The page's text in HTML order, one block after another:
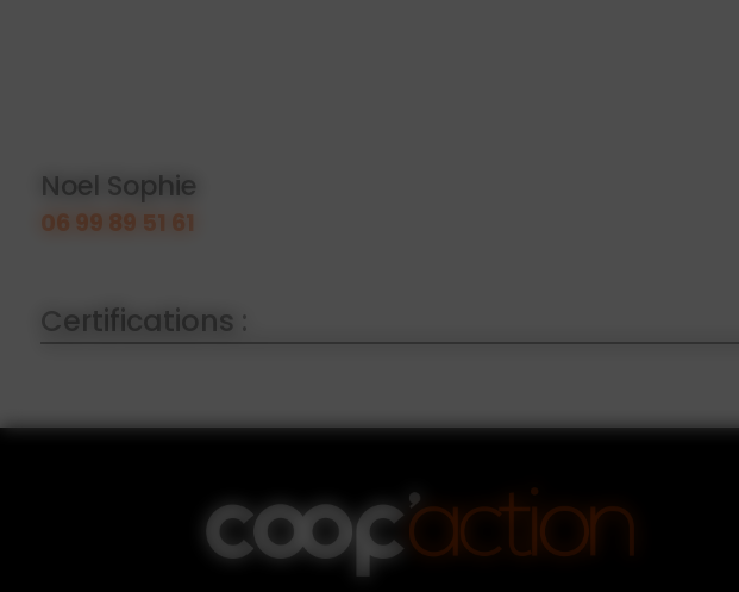
Noel Sophie
06 99 89 51 61
Certifications :